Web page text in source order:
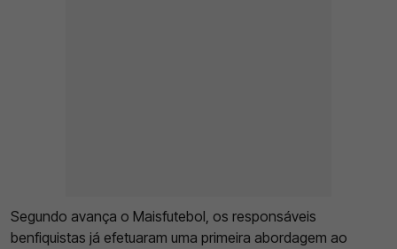
Segundo avança o Maisfutebol, os responsáveis
benfiquistas já efetuaram uma primeira abordagem ao